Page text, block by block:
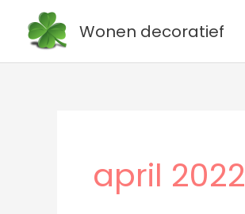
Wonen decoratief
april 2022